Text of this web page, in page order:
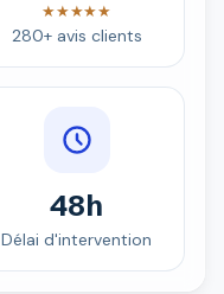
★★★★★
280+ avis clients
48h
Délai d'intervention